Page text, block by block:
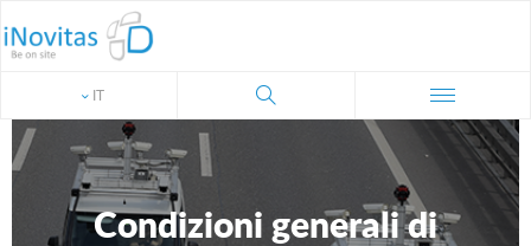
IT
Condizioni generali di